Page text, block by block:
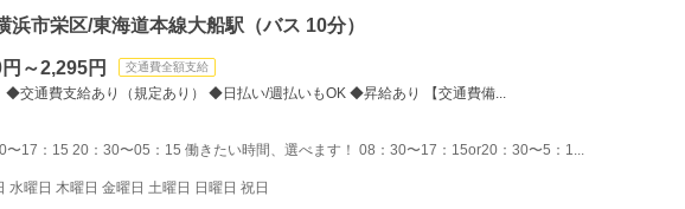
浜市栄区/東海道本線大船駅（バス 10分）
～2,295円 交通費全額支給
◆交通費支給あり（規定あり） ◆日払い/週払いもOK ◆昇給あり 【交通費備...
〜17：15 20：30〜05：15 働きたい時間、選べます！ 08：30〜17：15or20：30〜5：1...
水曜日 木曜日 金曜日 土曜日 日曜日 祝日